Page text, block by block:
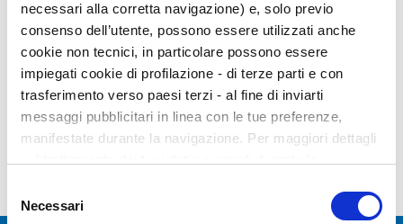
necessari alla corretta navigazione) e, solo previo
consenso dell’utente, possono essere utilizzati anche
cookie non tecnici, in particolare possono essere
impiegati cookie di profilazione - di terze parti e con
trasferimento verso paesi terzi - al fine di inviarti
messaggi pubblicitari in linea con le tue preferenze,
manifestate durante la navigazione. Per maggiori dettagli
cookie, ti invitiamo a prendere visione dell’
informativa
delNecessari
+52 55 1149 8039
CORREO ELECTRÓNICO:
info.mexico@giuntipsy.com